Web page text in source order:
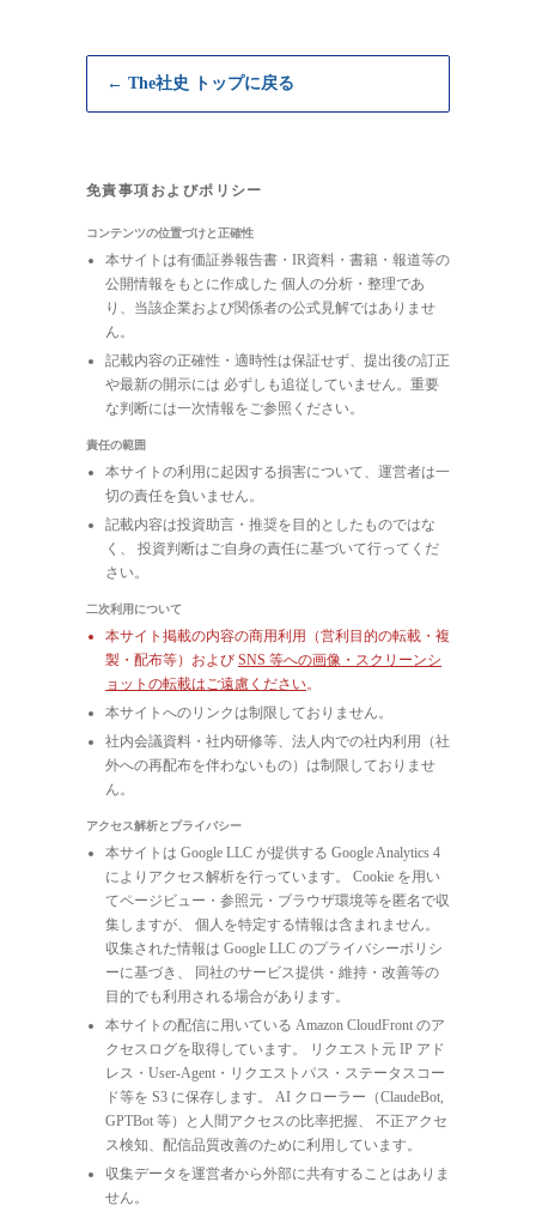
← The社史 トップに戻る
免責事項およびポリシー
コンテンツの位置づけと正確性
本サイトは有価証券報告書・IR資料・書籍・報道等の
公開情報をもとに作成した 個人の分析・整理であ
り、当該企業および関係者の公式見解ではありませ
ん。
記載内容の正確性・適時性は保証せず、提出後の訂正
や最新の開示には 必ずしも追従していません。重要
な判断には一次情報をご参照ください。
責任の範囲
本サイトの利用に起因する損害について、運営者は一
切の責任を負いません。
記載内容は投資助言・推奨を目的としたものではな
く、 投資判断はご自身の責任に基づいて行ってくだ
さい。
二次利用について
本サイト掲載の内容の商用利用（営利目的の転載・複
製・配布等）および SNS 等への画像・スクリーンシ
ョットの転載はご遠慮ください。
本サイトへのリンクは制限しておりません。
社内会議資料・社内研修等、法人内での社内利用（社
外への再配布を伴わないもの）は制限しておりませ
ん。
アクセス解析とプライバシー
本サイトは Google LLC が提供する Google Analytics 4
によりアクセス解析を行っています。 Cookie を用い
てページビュー・参照元・ブラウザ環境等を匿名で収
集しますが、 個人を特定する情報は含まれません。
収集された情報は Google LLC のプライバシーポリシ
ーに基づき、 同社のサービス提供・維持・改善等の
目的でも利用される場合があります。
本サイトの配信に用いている Amazon CloudFront のア
クセスログを取得しています。 リクエスト元 IP アド
レス・User-Agent・リクエストパス・ステータスコー
ド等を S3 に保存します。 AI クローラー（ClaudeBot,
GPTBot 等）と人間アクセスの比率把握、 不正アクセ
ス検知、配信品質改善のために利用しています。
収集データを運営者から外部に共有することはありま
せん。